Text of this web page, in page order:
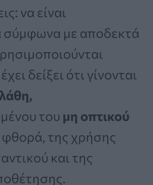
να είναι
σύμφωνα με αποδεκτά
δείξει ότι γίνονται
του μη οπτικού
φθορά, της χρήσης
και της